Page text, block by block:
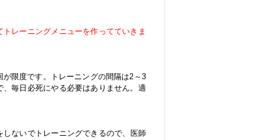
レーニングメニューを作ってていきま
が限度です。トレーニングの間隔は2～3
毎日必死にやる必要はありません。適
ないでトレーニングできるので、医師